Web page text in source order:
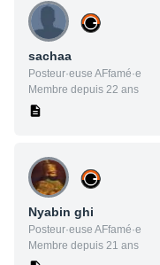
sachaa
Posteur·euse AFfamé·e
Membre depuis 22 ans
Nyabin ghi
Posteur·euse AFfamé·e
Membre depuis 21 ans